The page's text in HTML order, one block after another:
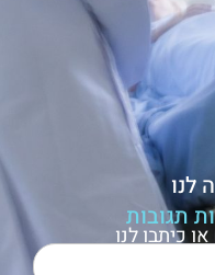
לנו
תגובות